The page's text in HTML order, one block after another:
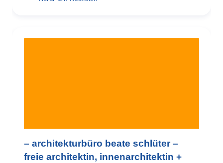
– architekturbüro beate schlüter –
freie architektin, innenarchitektin +